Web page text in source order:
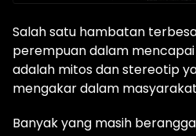
Salah satu hambatan
perempuan dalam
adalah mitos dan stereotip
mengakar dalam
Banyak yang masih